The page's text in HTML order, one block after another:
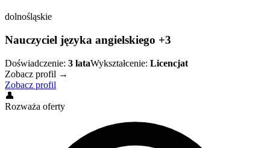
dolnośląskie
Nauczyciel języka angielskiego +3
Doświadczenie: 3 lataWykształcenie: Licencjat
Zobacz profil →
Zobacz profil
👤
Rozważa oferty